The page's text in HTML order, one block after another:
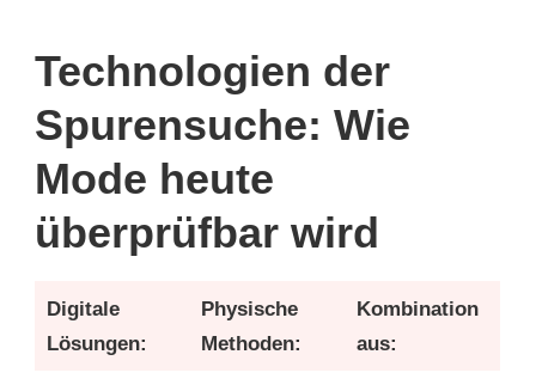
Technologien der
Spurensuche: Wie
Mode heute
überprüfbar wird
Digitale
Lösungen:
Physische
Methoden:
Kombination
aus: